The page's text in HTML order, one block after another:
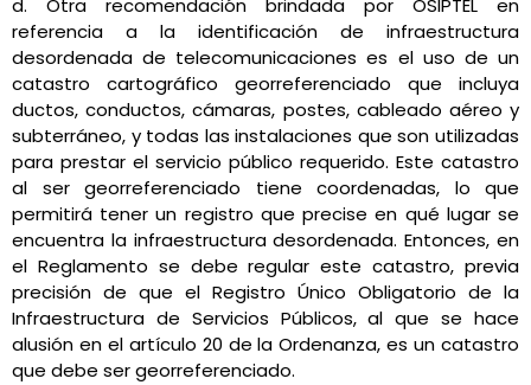
d. Otra recomendación brindada por OSIPTEL en
referencia a la identificación de infraestructura
desordenada de telecomunicaciones es el uso de un
catastro cartográfico georreferenciado que incluya
ductos, conductos, cámaras, postes, cableado aéreo y
subterráneo, y todas las instalaciones que son utilizadas
para prestar el servicio público requerido. Este catastro
al ser georreferenciado tiene coordenadas, lo que
permitirá tener un registro que precise en qué lugar se
encuentra la infraestructura desordenada. Entonces, en
el Reglamento se debe regular este catastro, previa
precisión de que el Registro Único Obligatorio de la
Infraestructura de Servicios Públicos, al que se hace
alusión en el artículo 20 de la Ordenanza, es un catastro
que debe ser georreferenciado.